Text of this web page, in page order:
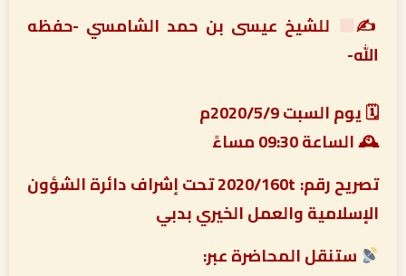
✍
للشيخ عيسى بن حمد الشامسي -حفظه
الله-
🗓 يوم السبت 2020/5/9م
🕰 الساعة 09:30 مساءً
تصريح رقم: 2020/160t تحت إشراف دائرة الشؤون
الإسلامية والعمل الخيري بدبي
ستنقل المحاضرة عبر: